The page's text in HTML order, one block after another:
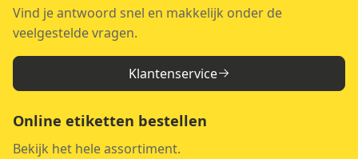
Vind je antwoord snel en makkelijk onder de
veelgestelde vragen.
Klantenservice
Online etiketten bestellen
Bekijk het hele assortiment.